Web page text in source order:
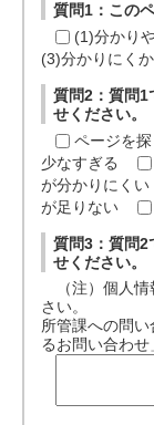
質問1：この
(1)分かり
(3)分かりにく
質問2：質問1
せください。
ページを
少なすぎる
が分かりにくい
が足りない
質問3：質問2
せください。
（注）個人情
さい。
所管課への問
るお問い合わせ